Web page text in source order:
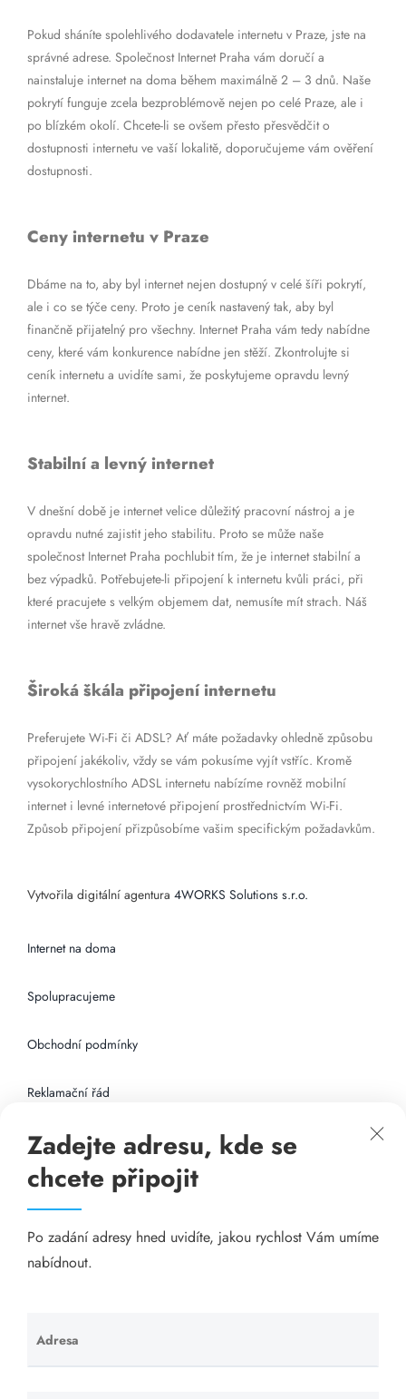
Pokud sháníte spolehlivého dodavatele internetu v Praze, jste na
správné adrese. Společnost Internet Praha vám doručí a
nainstaluje internet na doma během maximálně 2 – 3 dnů. Naše
pokrytí funguje zcela bezproblémově nejen po celé Praze, ale i
po blízkém okolí. Chcete-li se ovšem přesto přesvědčit o
dostupnosti internetu ve vaší lokalitě, doporučujeme vám ověření
dostupnosti.
Ceny internetu v Praze
Dbáme na to, aby byl internet nejen dostupný v celé šíři pokrytí,
ale i co se týče ceny. Proto je ceník nastavený tak, aby byl
finančně přijatelný pro všechny. Internet Praha vám tedy nabídne
ceny, které vám konkurence nabídne jen stěží. Zkontrolujte si
ceník internetu a uvidíte sami, že poskytujeme opravdu levný
internet.
Stabilní a levný internet
V dnešní době je internet velice důležitý pracovní nástroj a je
opravdu nutné zajistit jeho stabilitu. Proto se může naše
společnost Internet Praha pochlubit tím, že je internet stabilní a
bez výpadků. Potřebujete-li připojení k internetu kvůli práci, při
které pracujete s velkým objemem dat, nemusíte mít strach. Náš
internet vše hravě zvládne.
Široká škála připojení internetu
Preferujete Wi-Fi či ADSL? Ať máte požadavky ohledně způsobu
připojení jakékoliv, vždy se vám pokusíme vyjít vstříc. Kromě
vysokorychlostního ADSL internetu nabízíme rovněž mobilní
internet i levné internetové připojení prostřednictvím Wi-Fi.
Způsob připojení přizpůsobíme vašim specifickým požadavkům.
Vytvořila digitální agentura 4WORKS Solutions s.r.o.
Internet na doma
Spolupracujeme
Obchodní podmínky
Reklamační řád
Připojení k internetu
Odkazy
Katalog A-seznam.cz
Visací zámky - TOKOZ
Zadejte adresu, kde se
chcete připojit
Po zadání adresy hned uvidíte, jakou rychlost Vám umíme
nabídnout.
Adresa
Ponechte
toto pole